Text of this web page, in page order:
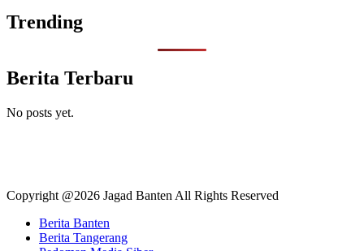
Trending
Berita Terbaru
No posts yet.
Copyright @2026 Jagad Banten All Rights Reserved
Berita Banten
Berita Tangerang